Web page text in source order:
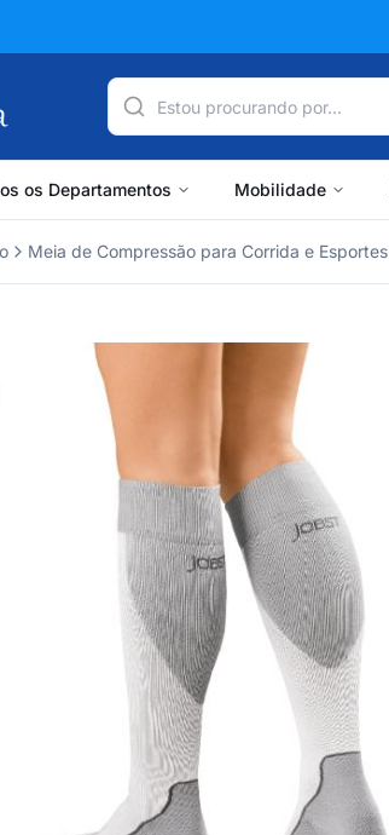
os Departamentos Mobilidade
Meia de Compressão para Corrida e Esportes